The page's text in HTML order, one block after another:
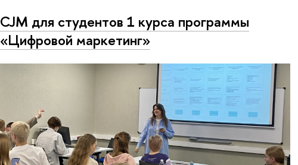
CJM для студентов 1 курса программы
«Цифровой маркетинг»